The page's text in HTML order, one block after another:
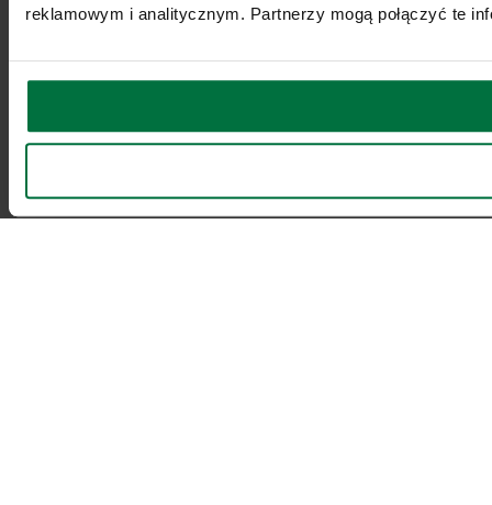
reklamowym i analitycznym. Partnerzy mogą połączyć te